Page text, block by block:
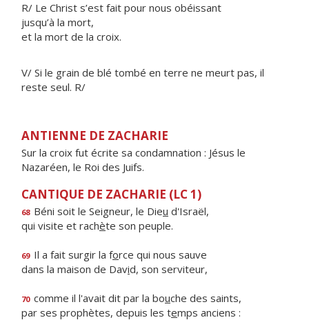
R/ Le Christ s’est fait pour nous obéissant
jusqu’à la mort,
et la mort de la croix.
V/ Si le grain de blé tombé en terre ne meurt pas, il
reste seul. R/
ANTIENNE DE ZACHARIE
Sur la croix fut écrite sa condamnation : Jésus le
Nazaréen, le Roi des Juifs.
CANTIQUE DE ZACHARIE (LC 1)
68 Béni soit le Seigneur, le Dieu d'Israël,
qui visite et rachète son peuple.
69 Il a fait surgir la force qui nous sauve
dans la maison de David, son serviteur,
70 comme il l'avait dit par la bouche des saints,
par ses prophètes, depuis les temps anciens :